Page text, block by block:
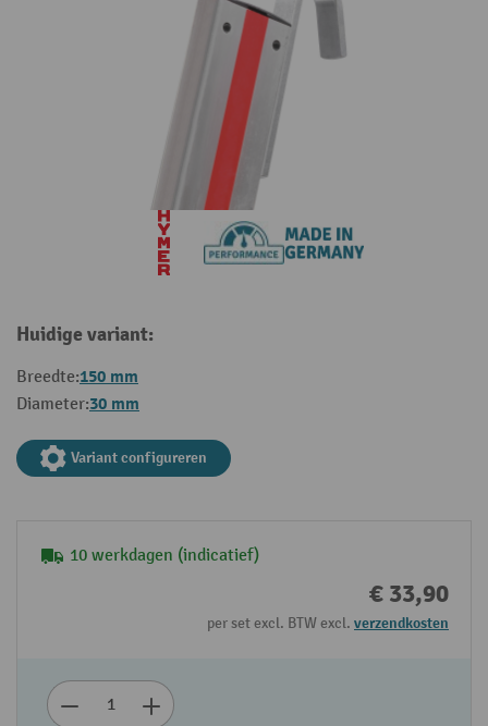
Huidige variant:
Breedte:150 mm
Diameter:30 mm
Variant configureren
10 werkdagen (indicatief)
€ 33,90
per set excl. BTW excl. verzendkosten